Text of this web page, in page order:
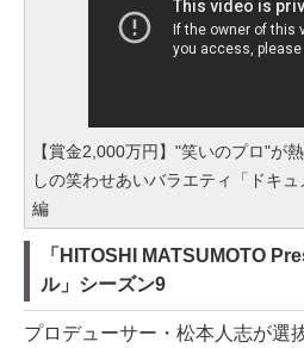
【賞金2,000万円】"笑いのプロ"が
しの笑わせあいバラエティ「ドキ
編
「HITOSHI MATSUMOTO
ル」シーズン9
プロデューサー・松本人志が選